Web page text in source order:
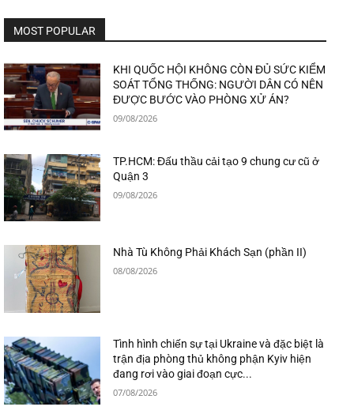
MOST POPULAR
KHI QUỐC HỘI KHÔNG CÒN ĐỦ SỨC KIỂM
SOÁT TỔNG THỐNG: NGƯỜI DÂN CÓ NÊN
ĐƯỢC BƯỚC VÀO PHÒNG XỬ ÁN?
09/08/2026
TP.HCM: Đấu thầu cải tạo 9 chung cư cũ ở
Quận 3
09/08/2026
Nhà Tù Không Phải Khách Sạn (phần II)
08/08/2026
Tình hình chiến sự tại Ukraine và đặc biệt là
trận địa phòng thủ không phận Kyiv hiện
đang rơi vào giai đoạn cực...
07/08/2026